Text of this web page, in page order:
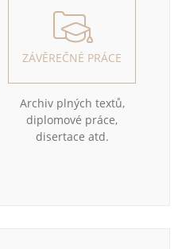
ZÁVĚREČNÉ PRÁCE
Archiv plných textů,
diplomové práce,
disertace atd.